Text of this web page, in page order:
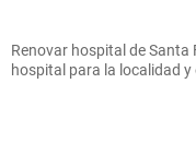
Renovar hospital de Santa
hospital para la localidad y